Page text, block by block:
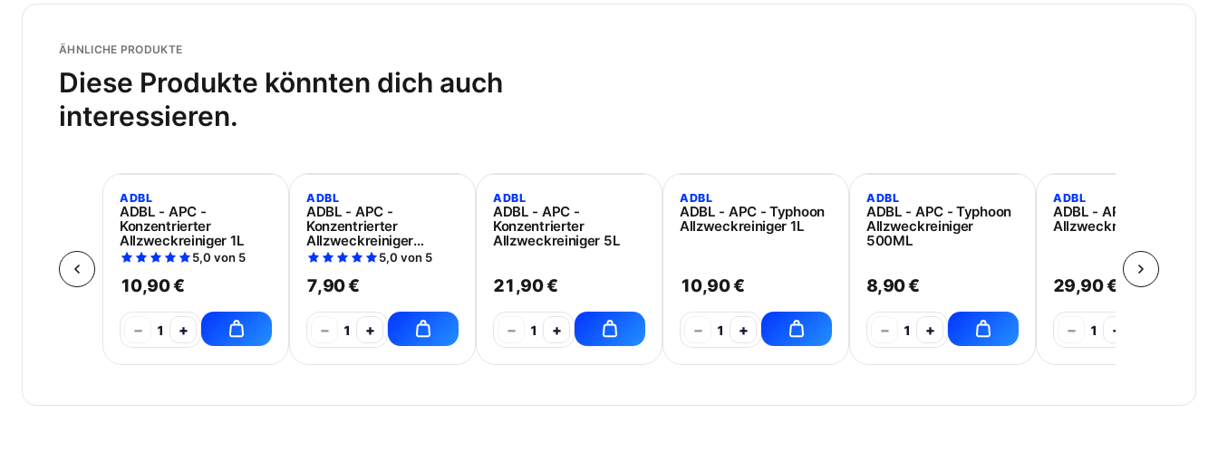
ÄHNLICHE PRODUKTE
Diese Produkte könnten dich auch
interessieren.
ADBL
ADBL - APC -
Konzentrierter
Allzweckreiniger 1L
5,0 von 5
10,90 €
− 1 +
ADBL
ADBL - APC -
Konzentrierter
Allzweckreiniger
500ml
5,0 von 5
7,90 €
− 1 +
ADBL
ADBL - APC -
Konzentrierter
Allzweckreiniger 5L
21,90 €
− 1 +
ADBL
ADBL - APC - Typhoon
Allzweckreiniger 1L
10,90 €
− 1 +
ADBL
ADBL - APC - Typhoon
Allzweckreiniger
500ML
8,90 €
− 1 +
ADBL
ADBL - APC - Typhoon
Allzweckreiniger 5L
29,90 €
− 1 +